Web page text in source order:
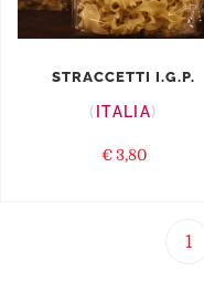
STRACCETTI I.G.P.
ITALIA
€ 3,80
1